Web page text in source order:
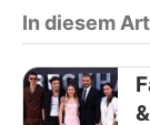
In diesem
&